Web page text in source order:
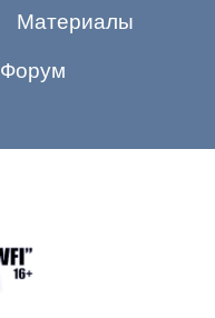
Материалы
Форум